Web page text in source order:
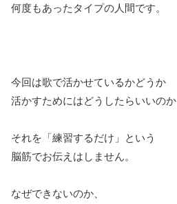
何度もあったタイプの人間です。
今回は歌で活かせているかどうか
活かすためにはどうしたらいいのか
それを「練習するだけ」という
脳筋でお伝えはしません。
なぜできないのか、